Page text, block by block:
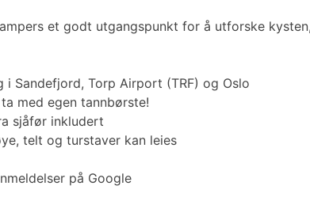
et godt utgangspunkt for å utforske
i Sandefjord, Torp Airport (TRF) og Oslo
med egen tannbørste!
sjåfør inkludert
telt og turstaver kan leies
på Google